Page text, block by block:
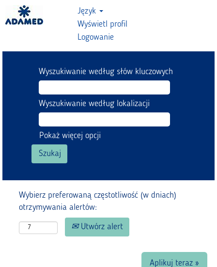
Język
Wyświetl profil
Logowanie
Wyszukiwanie według słów kluczowych
Wyszukiwanie według lokalizacji
Pokaż więcej opcji
Wybierz preferowaną częstotliwość (w dniach)
otrzymywania alertów:
Utwórz alert
Aplikuj teraz »